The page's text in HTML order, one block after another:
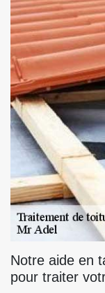
Notre aide en
pour traiter